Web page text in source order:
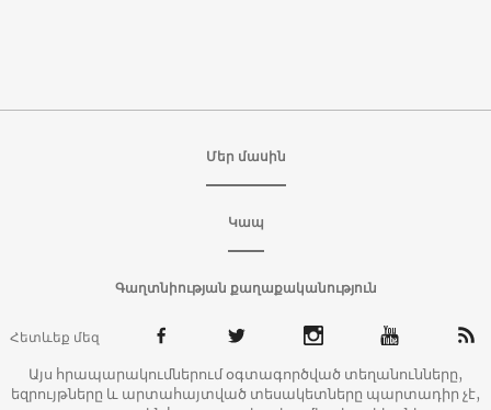
Մեր մասին
Կապ
Գաղտնիության քաղաքականություն
Հետևեք մեզ
Այս հրապարակումներում օգտագործված տեղանունները,
եզրույթները և արտահայտված տեսակետները պարտադիր չէ,